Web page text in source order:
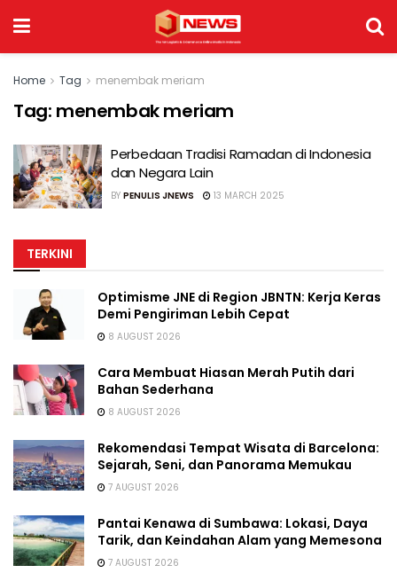
Home Tag menembak meriam
Tag: menembak meriam
Perbedaan Tradisi Ramadan di Indonesia
dan Negara Lain
BY PENULIS JNEWS 13 MARCH 2025
TERKINI
Optimisme JNE di Region JBNTN: Kerja Keras
Demi Pengiriman Lebih Cepat
8 AUGUST 2026
Cara Membuat Hiasan Merah Putih dari
Bahan Sederhana
8 AUGUST 2026
Rekomendasi Tempat Wisata di Barcelona:
Sejarah, Seni, dan Panorama Memukau
7 AUGUST 2026
Pantai Kenawa di Sumbawa: Lokasi, Daya
Tarik, dan Keindahan Alam yang Memesona
7 AUGUST 2026